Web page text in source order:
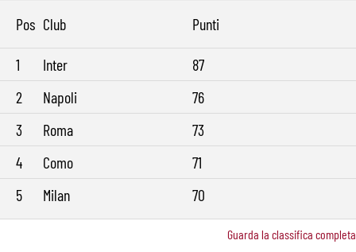
Pos Club Punti
1 Inter
87
2
Napoli
76
3
Roma
73
4
Como
71
5
Milan 70
Guarda la classifica completa